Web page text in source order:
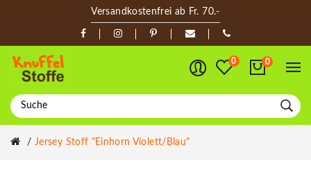
Versandkostenfrei ab Fr. 70.-
0 0
Jersey Stoff "Einhorn Violett/blau"